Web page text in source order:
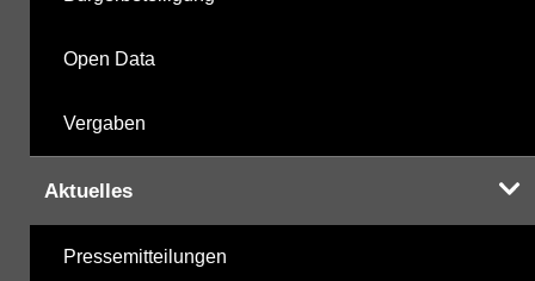
Open Data
Vergaben
Aktuelles
Pressemitteilungen